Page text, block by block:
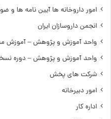
امور داروخانه ها آیین نامه ها و
انجمن داروسازان ایران
واحد آموزش و پژوهش – آموزش
واحد آموزش و پژوهش – دوره
شرکت های پخش
امور دبیرخانه
اداره کار